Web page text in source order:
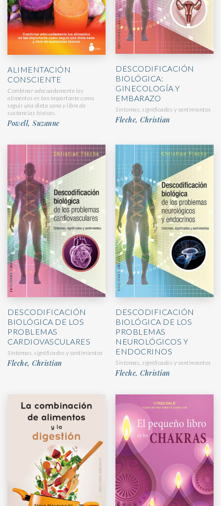
ALIMENTACIÓN
CONSCIENTE
Combinar adecuadamente los
alimentos es tan importante como
seguir una dieta sana y libre de
sustancias tóxicas.
Powell, Suzanne
DESCODIFICACIÓN
BIOLÓGICA:
GINECOLOGÍA Y
EMBARAZO
Síntomas, significados y sentimientos
Fleche, Christian
DESCODIFICACIÓN
BIOLÓGICA DE LOS
PROBLEMAS
CARDIOVASCULARES
Síntomas, significados y sentimientos
Fleche, Christian
DESCODIFICACIÓN
BIOLÓGICA DE LOS
PROBLEMAS
NEUROLÓGICOS Y
ENDOCRINOS
Síntomas, significados y sentimientos
Fleche, Christian